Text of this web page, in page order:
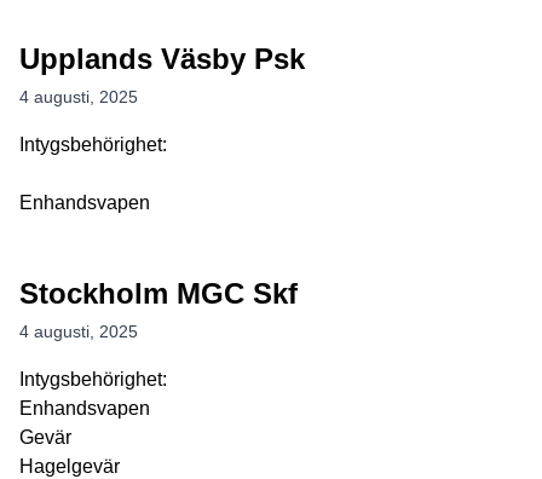
Upplands Väsby Psk
4 augusti, 2025
Intygsbehörighet:
Enhandsvapen
Stockholm MGC Skf
4 augusti, 2025
Intygsbehörighet:
Enhandsvapen
Gevär
Hagelgevär